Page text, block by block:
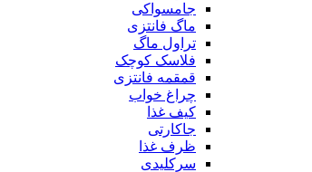
جامسواکی
ماگ فانتزی
تراول ماگ
فلاسک کوچک
قمقمه فانتزی
چراغ خواب
کیف غذا
جاکارتی
ظرف غذا
سرکلیدی